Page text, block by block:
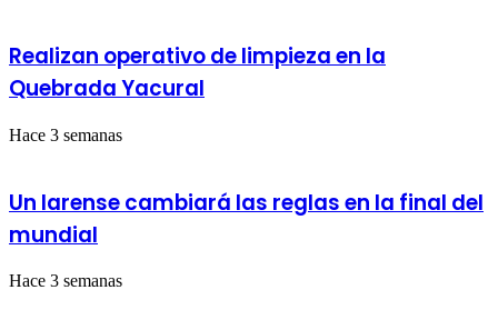
Realizan operativo de limpieza en la
Quebrada Yacural
Hace 3 semanas
Un larense cambiará las reglas en la final del
mundial
Hace 3 semanas